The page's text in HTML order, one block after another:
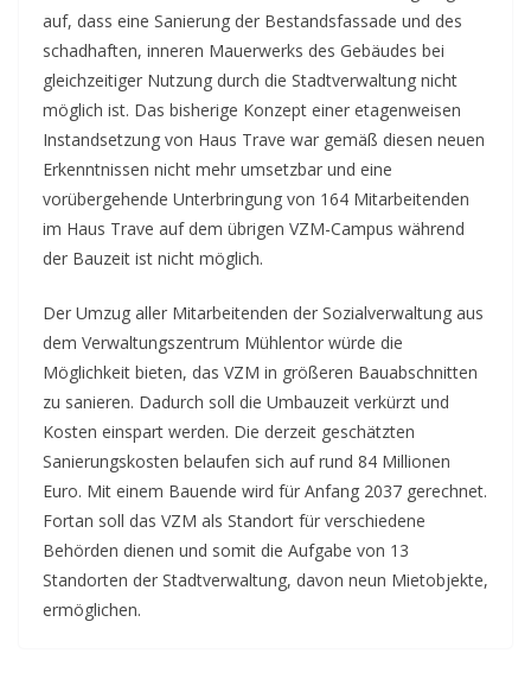
auf, dass eine Sanierung der Bestandsfassade und des
schadhaften, inneren Mauerwerks des Gebäudes bei
gleichzeitiger Nutzung durch die Stadtverwaltung nicht
möglich ist. Das bisherige Konzept einer etagenweisen
Instandsetzung von Haus Trave war gemäß diesen neuen
Erkenntnissen nicht mehr umsetzbar und eine
vorübergehende Unterbringung von 164 Mitarbeitenden
im Haus Trave auf dem übrigen VZM-Campus während
der Bauzeit ist nicht möglich.
Der Umzug aller Mitarbeitenden der Sozialverwaltung aus
dem Verwaltungszentrum Mühlentor würde die
Möglichkeit bieten, das VZM in größeren Bauabschnitten
zu sanieren. Dadurch soll die Umbauzeit verkürzt und
Kosten einspart werden. Die derzeit geschätzten
Sanierungskosten belaufen sich auf rund 84 Millionen
Euro. Mit einem Bauende wird für Anfang 2037 gerechnet.
Fortan soll das VZM als Standort für verschiedene
Behörden dienen und somit die Aufgabe von 13
Standorten der Stadtverwaltung, davon neun Mietobjekte,
ermöglichen.